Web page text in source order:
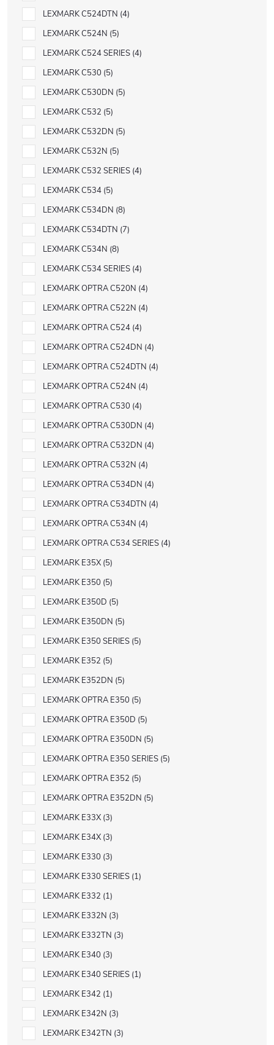
LEXMARK C524DTN 4
LEXMARK C524N 5
LEXMARK C524 SERIES 4
LEXMARK C530 5
LEXMARK C530DN 5
LEXMARK C532 5
LEXMARK C532DN 5
LEXMARK C532N 5
LEXMARK C532 SERIES 4
LEXMARK C534 5
LEXMARK C534DN 8
LEXMARK C534DTN 7
LEXMARK C534N 8
LEXMARK C534 SERIES 4
LEXMARK OPTRA C520N 4
LEXMARK OPTRA C522N 4
LEXMARK OPTRA C524 4
LEXMARK OPTRA C524DN 4
LEXMARK OPTRA C524DTN 4
LEXMARK OPTRA C524N 4
LEXMARK OPTRA C530 4
LEXMARK OPTRA C530DN 4
LEXMARK OPTRA C532DN 4
LEXMARK OPTRA C532N 4
LEXMARK OPTRA C534DN 4
LEXMARK OPTRA C534DTN 4
LEXMARK OPTRA C534N 4
LEXMARK OPTRA C534 SERIES 4
LEXMARK E35X 5
LEXMARK E350 5
LEXMARK E350D 5
LEXMARK E350DN 5
LEXMARK E350 SERIES 5
LEXMARK E352 5
LEXMARK E352DN 5
LEXMARK OPTRA E350 5
LEXMARK OPTRA E350D 5
LEXMARK OPTRA E350DN 5
LEXMARK OPTRA E350 SERIES 5
LEXMARK OPTRA E352 5
LEXMARK OPTRA E352DN 5
LEXMARK E33X 3
LEXMARK E34X 3
LEXMARK E330 3
LEXMARK E330 SERIES 1
LEXMARK E332 1
LEXMARK E332N 3
LEXMARK E332TN 3
LEXMARK E340 3
LEXMARK E340 SERIES 1
LEXMARK E342 1
LEXMARK E342N 3
LEXMARK E342TN 3